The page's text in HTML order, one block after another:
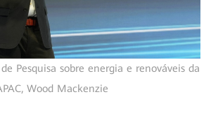
Pesquisa sobre energia e renováveis da
Wood Mackenzie